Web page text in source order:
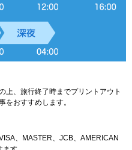
上、旅行終了時までプリントアウト
をおすすめします。
、MASTER、JCB、AMERICAN